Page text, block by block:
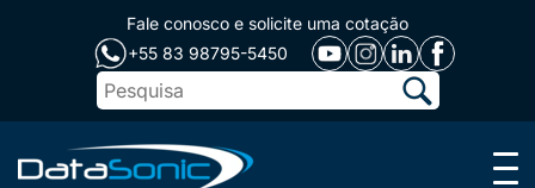
Fale conosco e solicite uma cotação
+55 83 98795-5450
Menu